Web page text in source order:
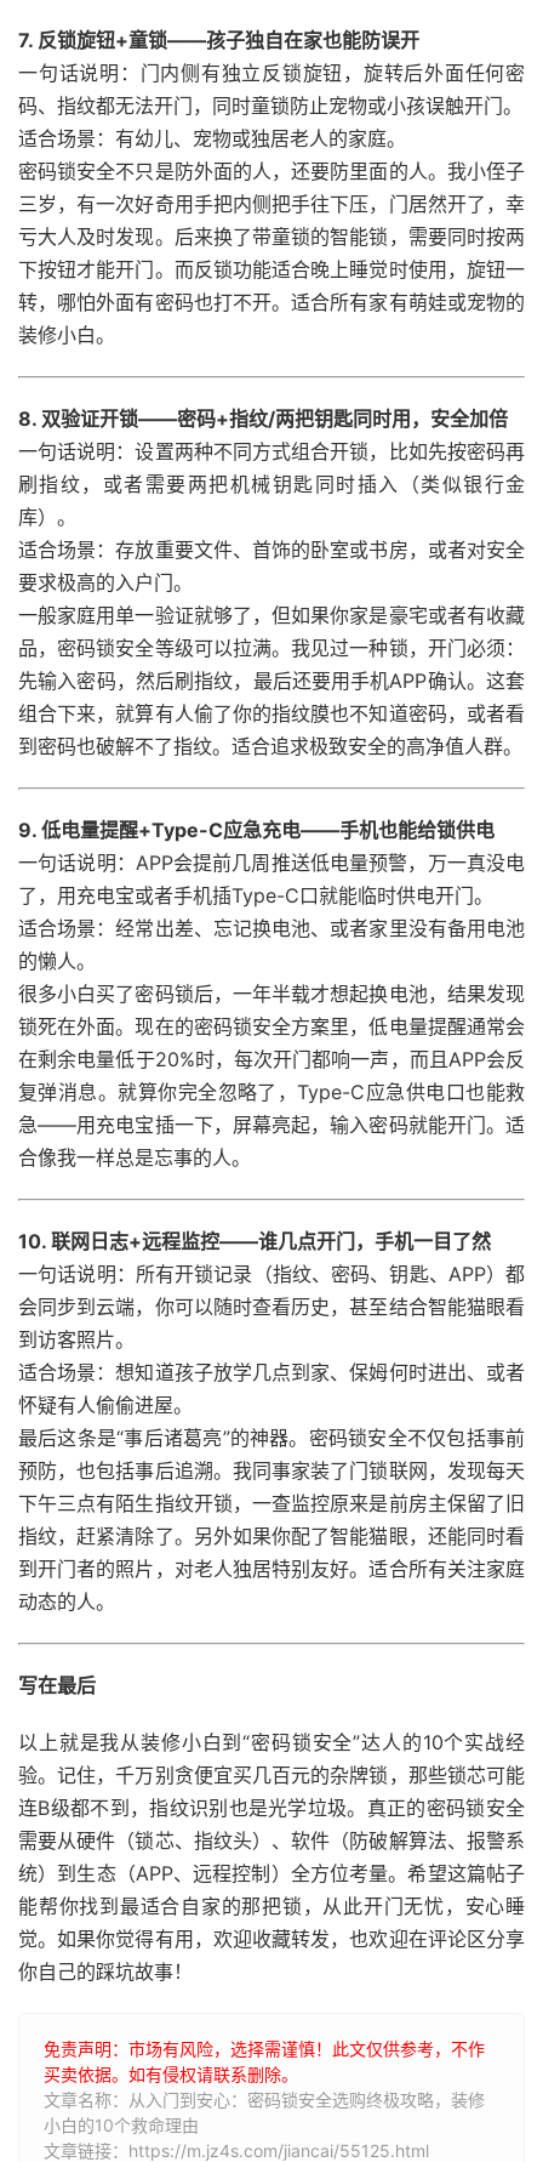
7. 反锁旋钮+童锁——孩子独自在家也能防误开
一句话说明：门内侧有独立反锁旋钮，旋转后外面任何密
码、指纹都无法开门，同时童锁防止宠物或小孩误触开门。
适合场景：有幼儿、宠物或独居老人的家庭。
密码锁安全不只是防外面的人，还要防里面的人。我小侄子
三岁，有一次好奇用手把内侧把手往下压，门居然开了，幸
亏大人及时发现。后来换了带童锁的智能锁，需要同时按两
下按钮才能开门。而反锁功能适合晚上睡觉时使用，旋钮一
转，哪怕外面有密码也打不开。适合所有家有萌娃或宠物的
装修小白。
8. 双验证开锁——密码+指纹/两把钥匙同时用，安全加倍
一句话说明：设置两种不同方式组合开锁，比如先按密码再
刷指纹，或者需要两把机械钥匙同时插入（类似银行金
库）。
适合场景：存放重要文件、首饰的卧室或书房，或者对安全
要求极高的入户门。
一般家庭用单一验证就够了，但如果你家是豪宅或者有收藏
品，密码锁安全等级可以拉满。我见过一种锁，开门必须：
先输入密码，然后刷指纹，最后还要用手机APP确认。这套
组合下来，就算有人偷了你的指纹膜也不知道密码，或者看
到密码也破解不了指纹。适合追求极致安全的高净值人群。
9. 低电量提醒+Type-C应急充电——手机也能给锁供电
一句话说明：APP会提前几周推送低电量预警，万一真没电
了，用充电宝或者手机插Type-C口就能临时供电开门。
适合场景：经常出差、忘记换电池、或者家里没有备用电池
的懒人。
很多小白买了密码锁后，一年半载才想起换电池，结果发现
锁死在外面。现在的密码锁安全方案里，低电量提醒通常会
在剩余电量低于20%时，每次开门都响一声，而且APP会反
复弹消息。就算你完全忽略了，Type-C应急供电口也能救
急——用充电宝插一下，屏幕亮起，输入密码就能开门。适
合像我一样总是忘事的人。
10. 联网日志+远程监控——谁几点开门，手机一目了然
一句话说明：所有开锁记录（指纹、密码、钥匙、APP）都
会同步到云端，你可以随时查看历史，甚至结合智能猫眼看
到访客照片。
适合场景：想知道孩子放学几点到家、保姆何时进出、或者
怀疑有人偷偷进屋。
最后这条是“事后诸葛亮”的神器。密码锁安全不仅包括事前
预防，也包括事后追溯。我同事家装了门锁联网，发现每天
下午三点有陌生指纹开锁，一查监控原来是前房主保留了旧
指纹，赶紧清除了。另外如果你配了智能猫眼，还能同时看
到开门者的照片，对老人独居特别友好。适合所有关注家庭
动态的人。
写在最后
以上就是我从装修小白到“密码锁安全”达人的10个实战经
验。记住，千万别贪便宜买几百元的杂牌锁，那些锁芯可能
连B级都不到，指纹识别也是光学垃圾。真正的密码锁安全
需要从硬件（锁芯、指纹头）、软件（防破解算法、报警系
统）到生态（APP、远程控制）全方位考量。希望这篇帖子
能帮你找到最适合自家的那把锁，从此开门无忧，安心睡
觉。如果你觉得有用，欢迎收藏转发，也欢迎在评论区分享
你自己的踩坑故事！
免责声明：市场有风险，选择需谨慎！此文仅供参考，不作
买卖依据。如有侵权请联系删除。
文章名称：从入门到安心：密码锁安全选购终极攻略，装修
小白的10个救命理由
文章链接：https://m.jz4s.com/jiancai/55125.html